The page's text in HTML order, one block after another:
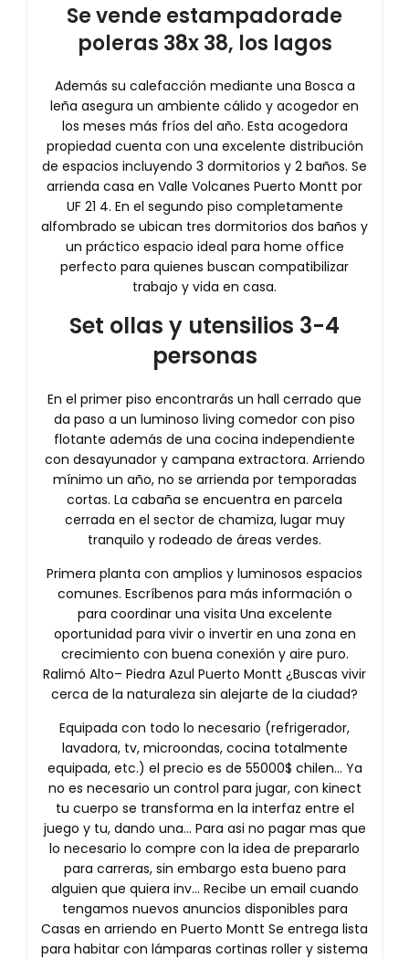
Se vende estampadorade
poleras 38x 38, los lagos
Además su calefacción mediante una Bosca a
leña asegura un ambiente cálido y acogedor en
los meses más fríos del año. Esta acogedora
propiedad cuenta con una excelente distribución
de espacios incluyendo 3 dormitorios y 2 baños. Se
arrienda casa en Valle Volcanes Puerto Montt por
UF 21 4. En el segundo piso completamente
alfombrado se ubican tres dormitorios dos baños y
un práctico espacio ideal para home office
perfecto para quienes buscan compatibilizar
trabajo y vida en casa.
Set ollas y utensilios 3-4
personas
En el primer piso encontrarás un hall cerrado que
da paso a un luminoso living comedor con piso
flotante además de una cocina independiente
con desayunador y campana extractora. Arriendo
mínimo un año, no se arrienda por temporadas
cortas. La cabaña se encuentra en parcela
cerrada en el sector de chamiza, lugar muy
tranquilo y rodeado de áreas verdes.
Primera planta con amplios y luminosos espacios
comunes. Escríbenos para más información o
para coordinar una visita Una excelente
oportunidad para vivir o invertir en una zona en
crecimiento con buena conexión y aire puro.
Ralimó Alto– Piedra Azul Puerto Montt ¿Buscas vivir
cerca de la naturaleza sin alejarte de la ciudad?
Equipada con todo lo necesario (refrigerador,
lavadora, tv, microondas, cocina totalmente
equipada, etc.) el precio es de 55000$ chilen… Ya
no es necesario un control para jugar, con kinect
tu cuerpo se transforma en la interfaz entre el
juego y tu, dando una… Para asi no pagar mas que
lo necesario lo compre con la idea de prepararlo
para carreras, sin embargo esta bueno para
alguien que quiera inv… Recibe un email cuando
tengamos nuevos anuncios disponibles para
Casas en arriendo en Puerto Montt Se entrega lista
para habitar con lámparas cortinas roller y sistema